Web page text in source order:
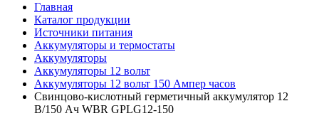
Главная
Каталог продукции
Источники питания
Аккумуляторы и термостаты
Аккумуляторы
Аккумуляторы 12 вольт
Аккумуляторы 12 вольт 150 Ампер часов
Свинцово-кислотный герметичный аккумулятор 12
В/150 Ач WBR GPLG12-150